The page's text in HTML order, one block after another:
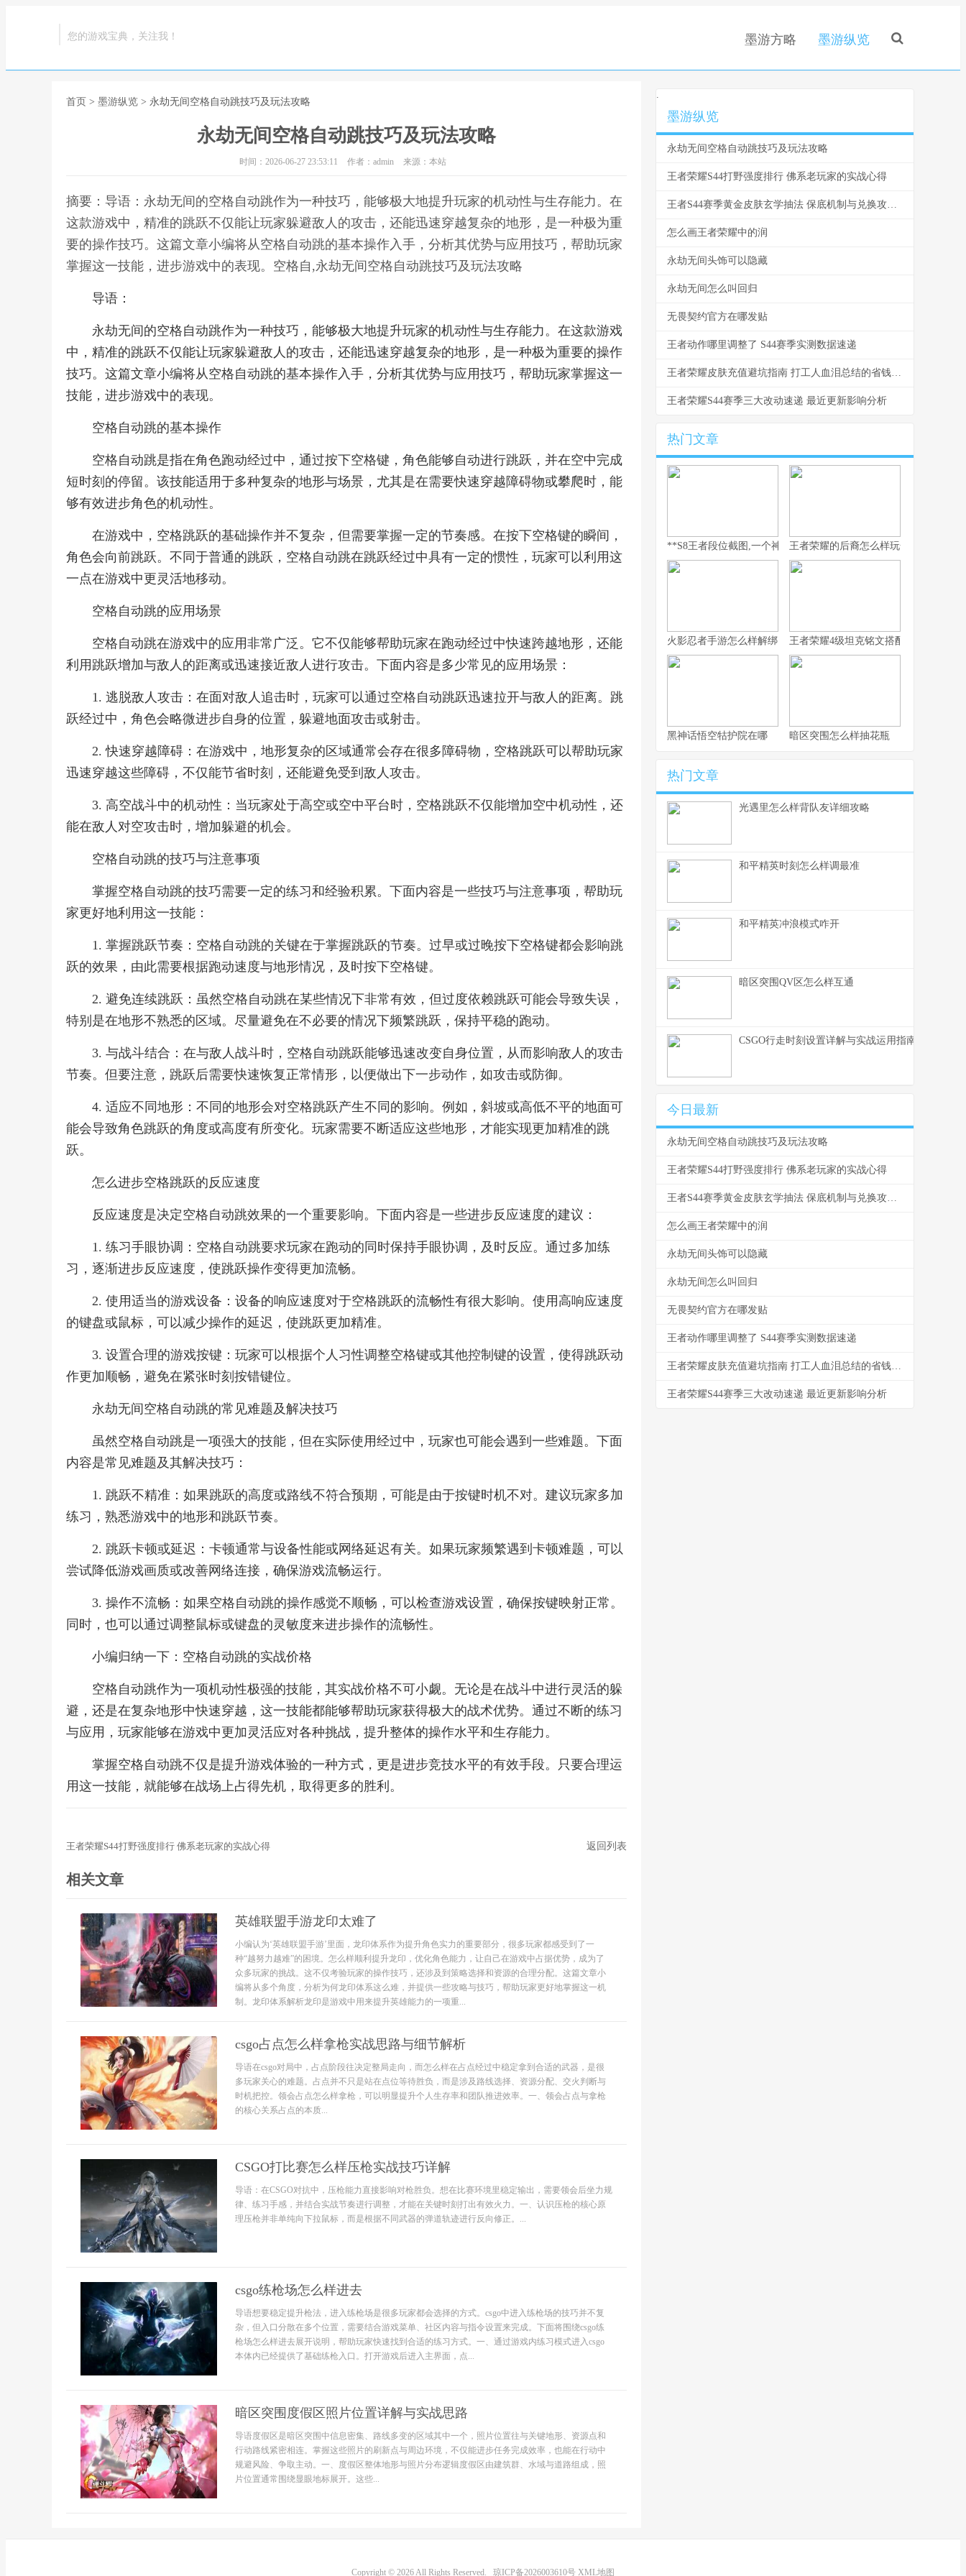
您的游戏宝典，关注我！ 墨游方略 墨游纵览
首页 > 墨游纵览 > 永劫无间空格自动跳技巧及玩法攻略
永劫无间空格自动跳技巧及玩法攻略
时间：2026-06-27 23:53:11 作者：admin 来源：本站
摘要：导语：永劫无间的空格自动跳作为一种技巧，能够极大地提升玩家的机动性与生存能力。在
这款游戏中，精准的跳跃不仅能让玩家躲避敌人的攻击，还能迅速穿越复杂的地形，是一种极为重
要的操作技巧。这篇文章小编将从空格自动跳的基本操作入手，分析其优势与应用技巧，帮助玩家
掌握这一技能，进步游戏中的表现。空格自,永劫无间空格自动跳技巧及玩法攻略
导语：
永劫无间的空格自动跳作为一种技巧，能够极大地提升玩家的机动性与生存能力。在这款游戏
中，精准的跳跃不仅能让玩家躲避敌人的攻击，还能迅速穿越复杂的地形，是一种极为重要的操作
技巧。这篇文章小编将从空格自动跳的基本操作入手，分析其优势与应用技巧，帮助玩家掌握这一
技能，进步游戏中的表现。
空格自动跳的基本操作
空格自动跳是指在角色跑动经过中，通过按下空格键，角色能够自动进行跳跃，并在空中完成
短时刻的停留。该技能适用于多种复杂的地形与场景，尤其是在需要快速穿越障碍物或攀爬时，能
够有效进步角色的机动性。
在游戏中，空格跳跃的基础操作并不复杂，但需要掌握一定的节奏感。在按下空格键的瞬间，
角色会向前跳跃。不同于普通的跳跃，空格自动跳在跳跃经过中具有一定的惯性，玩家可以利用这
一点在游戏中更灵活地移动。
空格自动跳的应用场景
空格自动跳在游戏中的应用非常广泛。它不仅能够帮助玩家在跑动经过中快速跨越地形，还能
利用跳跃增加与敌人的距离或迅速接近敌人进行攻击。下面内容是多少常见的应用场景：
1. 逃脱敌人攻击：在面对敌人追击时，玩家可以通过空格自动跳跃迅速拉开与敌人的距离。跳
跃经过中，角色会略微进步自身的位置，躲避地面攻击或射击。
2. 快速穿越障碍：在游戏中，地形复杂的区域通常会存在很多障碍物，空格跳跃可以帮助玩家
迅速穿越这些障碍，不仅能节省时刻，还能避免受到敌人攻击。
3. 高空战斗中的机动性：当玩家处于高空或空中平台时，空格跳跃不仅能增加空中机动性，还
能在敌人对空攻击时，增加躲避的机会。
空格自动跳的技巧与注意事项
掌握空格自动跳的技巧需要一定的练习和经验积累。下面内容是一些技巧与注意事项，帮助玩
家更好地利用这一技能：
1. 掌握跳跃节奏：空格自动跳的关键在于掌握跳跃的节奏。过早或过晚按下空格键都会影响跳
跃的效果，由此需要根据跑动速度与地形情况，及时按下空格键。
2. 避免连续跳跃：虽然空格自动跳在某些情况下非常有效，但过度依赖跳跃可能会导致失误，
特别是在地形不熟悉的区域。尽量避免在不必要的情况下频繁跳跃，保持平稳的跑动。
3. 与战斗结合：在与敌人战斗时，空格自动跳跃能够迅速改变自身位置，从而影响敌人的攻击
节奏。但要注意，跳跃后需要快速恢复正常情形，以便做出下一步动作，如攻击或防御。
4. 适应不同地形：不同的地形会对空格跳跃产生不同的影响。例如，斜坡或高低不平的地面可
能会导致角色跳跃的角度或高度有所变化。玩家需要不断适应这些地形，才能实现更加精准的跳
跃。
怎么进步空格跳跃的反应速度
反应速度是决定空格自动跳效果的一个重要影响。下面内容是一些进步反应速度的建议：
1. 练习手眼协调：空格自动跳要求玩家在跑动的同时保持手眼协调，及时反应。通过多加练
习，逐渐进步反应速度，使跳跃操作变得更加流畅。
2. 使用适当的游戏设备：设备的响应速度对于空格跳跃的流畅性有很大影响。使用高响应速度
的键盘或鼠标，可以减少操作的延迟，使跳跃更加精准。
3. 设置合理的游戏按键：玩家可以根据个人习性调整空格键或其他控制键的设置，使得跳跃动
作更加顺畅，避免在紧张时刻按错键位。
永劫无间空格自动跳的常见难题及解决技巧
虽然空格自动跳是一项强大的技能，但在实际使用经过中，玩家也可能会遇到一些难题。下面
内容是常见难题及其解决技巧：
1. 跳跃不精准：如果跳跃的高度或路线不符合预期，可能是由于按键时机不对。建议玩家多加
练习，熟悉游戏中的地形和跳跃节奏。
2. 跳跃卡顿或延迟：卡顿通常与设备性能或网络延迟有关。如果玩家频繁遇到卡顿难题，可以
尝试降低游戏画质或改善网络连接，确保游戏流畅运行。
3. 操作不流畅：如果空格自动跳的操作感觉不顺畅，可以检查游戏设置，确保按键映射正常。
同时，也可以通过调整鼠标或键盘的灵敏度来进步操作的流畅性。
小编归纳一下：空格自动跳的实战价格
空格自动跳作为一项机动性极强的技能，其实战价格不可小觑。无论是在战斗中进行灵活的躲
避，还是在复杂地形中快速穿越，这一技能都能够帮助玩家获得极大的战术优势。通过不断的练习
与应用，玩家能够在游戏中更加灵活应对各种挑战，提升整体的操作水平和生存能力。
掌握空格自动跳不仅是提升游戏体验的一种方式，更是进步竞技水平的有效手段。只要合理运
用这一技能，就能够在战场上占得先机，取得更多的胜利。
王者荣耀S44打野强度排行 佛系老玩家的实战心得 返回列表
相关文章
英雄联盟手游龙印太难了
小编认为‘英雄联盟手游’里面，龙印体系作为提升角色实力的重要部分，很多玩家都感受到了一
种“越努力越难”的困境。怎么样顺利提升龙印，优化角色能力，让自己在游戏中占据优势，成为了
众多玩家的挑战。这不仅考验玩家的操作技巧，还涉及到策略选择和资源的合理分配。这篇文章小
编将从多个角度，分析为何龙印体系这么难，并提供一些攻略与技巧，帮助玩家更好地掌握这一机
制。龙印体系解析龙印是游戏中用来提升英雄能力的一项重...
csgo占点怎么样拿枪实战思路与细节解析
导语在csgo对局中，占点阶段往决定整局走向，而怎么样在占点经过中稳定拿到合适的武器，是很
多玩家关心的难题。占点并不只是站在点位等待胜负，而是涉及路线选择、资源分配、交火判断与
时机把控。领会占点怎么样拿枪，可以明显提升个人生存率和团队推进效率。一、领会占点与拿枪
的核心关系占点的本质...
CSGO打比赛怎么样压枪实战技巧详解
导语：在CSGO对抗中，压枪能力直接影响对枪胜负。想在比赛环境里稳定输出，需要领会后坐力规
律、练习手感，并结合实战节奏进行调整，才能在关键时刻打出有效火力。一、认识压枪的核心原
理压枪并非单纯向下拉鼠标，而是根据不同武器的弹道轨迹进行反向修正。...
csgo练枪场怎么样进去
导语想要稳定提升枪法，进入练枪场是很多玩家都会选择的方式。csgo中进入练枪场的技巧并不复
杂，但入口分散在多个位置，需要结合游戏菜单、社区内容与指令设置来完成。下面将围绕csgo练
枪场怎么样进去展开说明，帮助玩家快速找到合适的练习方式。一、通过游戏内练习模式进入csgo
本体内已经提供了基础练枪入口。打开游戏后进入主界面，点...
暗区突围度假区照片位置详解与实战思路
导语度假区是暗区突围中信息密集、路线多变的区域其中一个，照片位置往与关键地形、资源点和
行动路线紧密相连。掌握这些照片的刷新点与周边环境，不仅能进步任务完成效率，也能在行动中
规避风险、争取主动。一、度假区整体地形与照片分布逻辑度假区由建筑群、水域与道路组成，照
片位置通常围绕显眼地标展开。这些...
.
墨游纵览
永劫无间空格自动跳技巧及玩法攻略
王者荣耀S44打野强度排行 佛系老玩家的实战心得
王者S44赛季黄金皮肤玄学抽法 保底机制与兑换攻略全解
怎么画王者荣耀中的润
永劫无间头饰可以隐藏
永劫无间怎么叫回归
无畏契约官方在哪发贴
王者动作哪里调整了 S44赛季实测数据速递
王者荣耀皮肤充值避坑指南 打工人血泪总结的省钱攻略
王者荣耀S44赛季三大改动速递 最近更新影响分析
热门文章
**S8王者段位截图,一个神话的永恒见证**王者荣耀的后裔怎么样玩全流程解析
火影忍者手游怎么样解绑 王者荣耀4级坦克铭文搭配与实战思路
黑神话悟空牯护院在哪 暗区突围怎么样抽花瓶
热门文章
光遇里怎么样背队友详细攻略
和平精英时刻怎么样调最准
和平精英冲浪模式咋开
暗区突围QV区怎么样互通
CSGO行走时刻设置详解与实战运用指南
今日最新
永劫无间空格自动跳技巧及玩法攻略
王者荣耀S44打野强度排行 佛系老玩家的实战心得
王者S44赛季黄金皮肤玄学抽法 保底机制与兑换攻略全解
怎么画王者荣耀中的润
永劫无间头饰可以隐藏
永劫无间怎么叫回归
无畏契约官方在哪发贴
王者动作哪里调整了 S44赛季实测数据速递
王者荣耀皮肤充值避坑指南 打工人血泪总结的省钱攻略
王者荣耀S44赛季三大改动速递 最近更新影响分析
Copyright © 2026 All Rights Reserved. 琼ICP备2026003610号 XML地图